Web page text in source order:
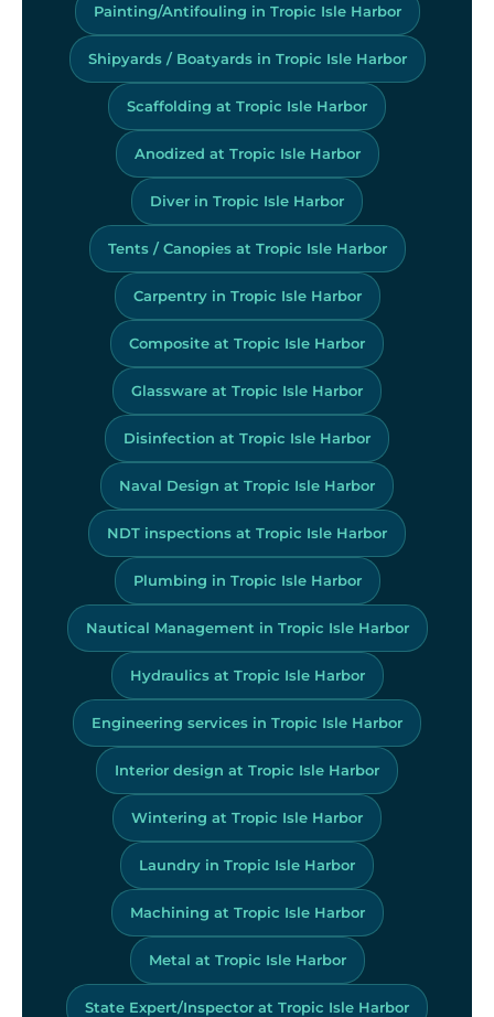
Painting/Antifouling in Tropic Isle Harbor
Shipyards / Boatyards in Tropic Isle Harbor
Scaffolding at Tropic Isle Harbor
Anodized at Tropic Isle Harbor
Diver in Tropic Isle Harbor
Tents / Canopies at Tropic Isle Harbor
Carpentry in Tropic Isle Harbor
Composite at Tropic Isle Harbor
Glassware at Tropic Isle Harbor
Disinfection at Tropic Isle Harbor
Naval Design at Tropic Isle Harbor
NDT inspections at Tropic Isle Harbor
Plumbing in Tropic Isle Harbor
Nautical Management in Tropic Isle Harbor
Hydraulics at Tropic Isle Harbor
Engineering services in Tropic Isle Harbor
Interior design at Tropic Isle Harbor
Wintering at Tropic Isle Harbor
Laundry in Tropic Isle Harbor
Machining at Tropic Isle Harbor
Metal at Tropic Isle Harbor
State Expert/Inspector at Tropic Isle Harbor